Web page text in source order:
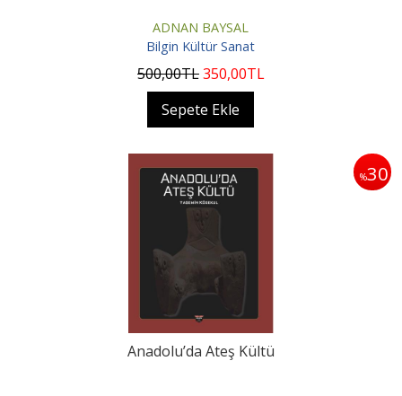
ADNAN BAYSAL
Bilgin Kültür Sanat
500,00TL350,00TL
Sepete Ekle
%30
Anadolu’da Ateş Kültü